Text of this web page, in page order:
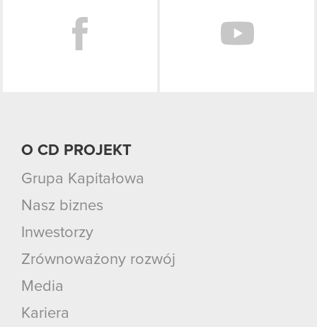
O CD PROJEKT
Grupa Kapitałowa
Nasz biznes
Inwestorzy
Zrównoważony rozwój
Media
Kariera